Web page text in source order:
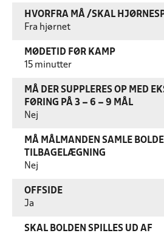
HVORFRA MÅ /SKAL
Fra hjørnet
MØDETID FØR KAMP
15 minutter
MÅ DER SUPPLERES OP MED
FØRING PÅ 3 – 6 – 9 MÅL
Nej
MÅ MÅLMANDEN SAMLE
TILBAGELÆGNING
Nej
OFFSIDE
Ja
SKAL BOLDEN SPILLES UD AF